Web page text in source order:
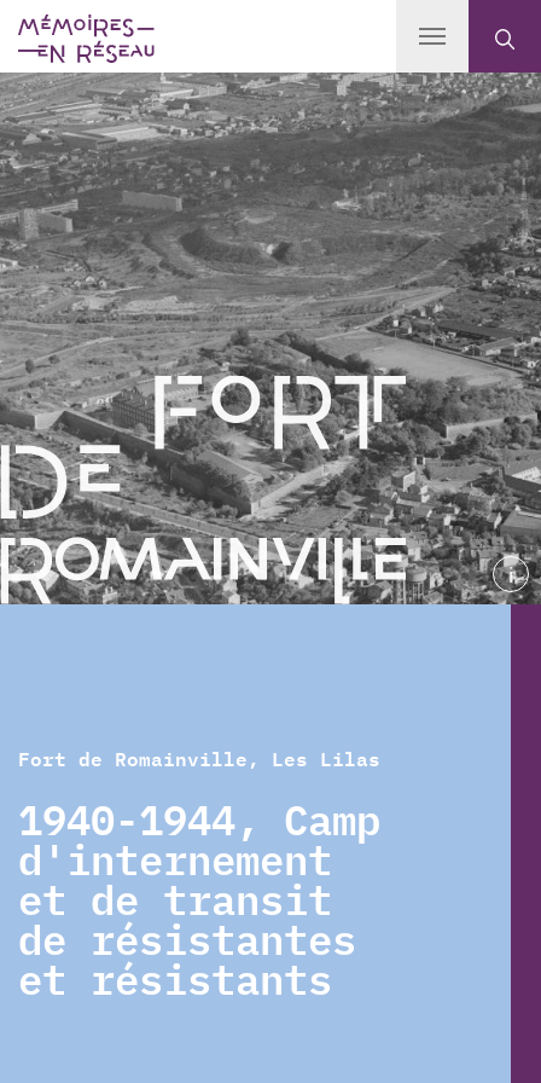
i
Fort de Romainville, Les Lilas
1940-1944, Camp
d'internement
et de transit
de résistantes
et résistants